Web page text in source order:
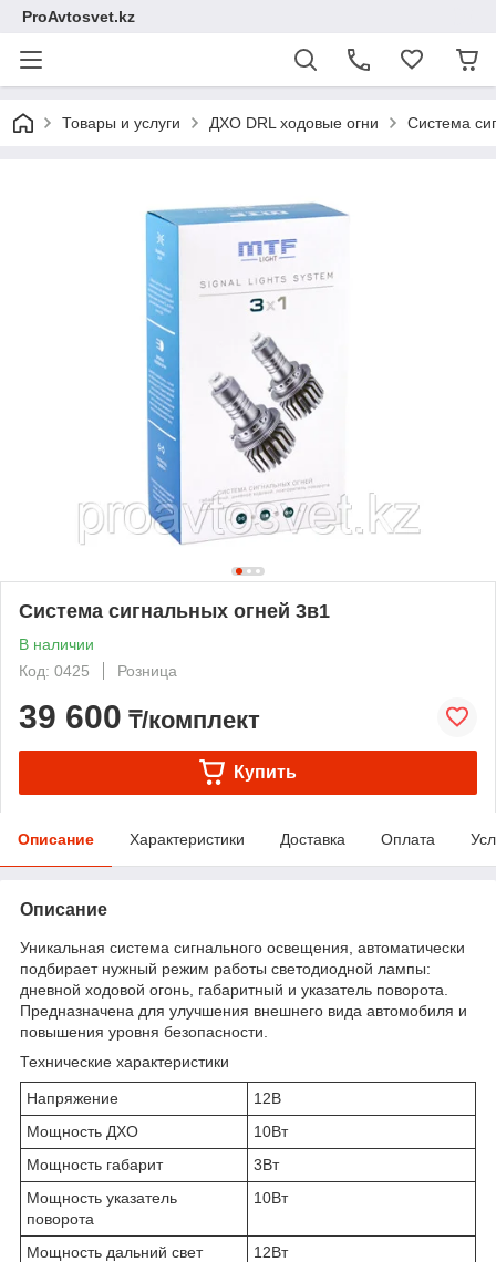
ProAvtosvet.kz
Товары и услуги ДХО DRL ходовые огни Система
Система сигнальных огней 3в1
В наличии
Код: 0425
Розница
39 600 ₸/комплект
Купить
Описание Характеристики Доставка Оплата
Описание
Уникальная система сигнального освещения, автоматически
подбирает нужный режим работы светодиодной лампы:
дневной ходовой огонь, габаритный и указатель поворота.
Предназначена для улучшения внешнего вида автомобиля и
повышения уровня безопасности.
Технические характеристики
Напряжение
12В
Мощность ДХО
10Вт
Мощность габарит
3Вт
Мощность указатель
поворота
10Вт
Мощность дальний свет
12Вт